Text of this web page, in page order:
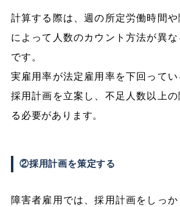
計算する際は、週の所定労働時間や
によって人数のカウント方法が異
です。
実雇用率が法定雇用率を下回って
採用計画を立案し、不足人数以上
る必要があります。
②採用計画を策定する
障害者雇用では、採用計画をしっ